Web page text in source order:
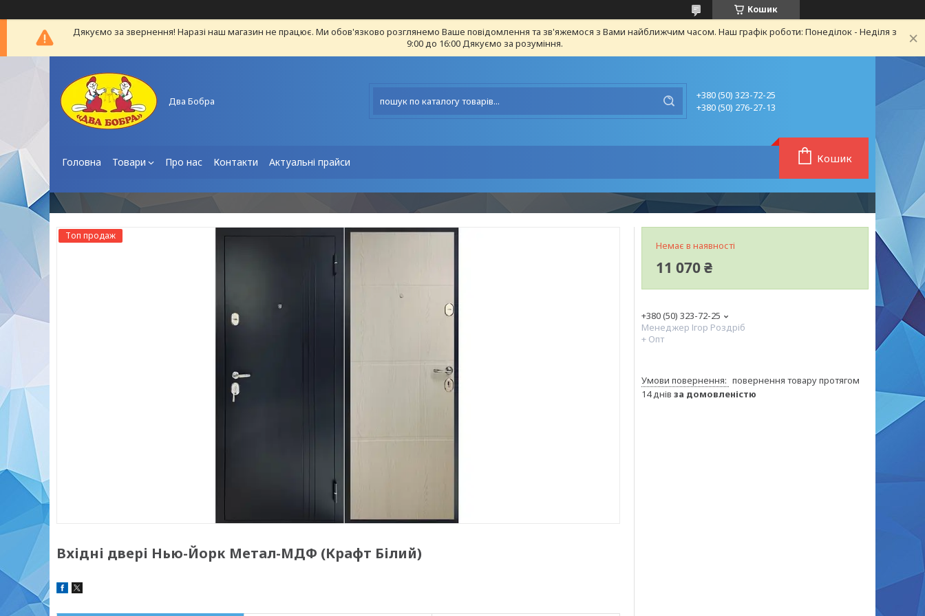
Кошик
Дякуємо за звернення! Наразі наш магазин не працює. Ми обов'язково розглянемо Ваше повідомлення та зв'яжемося з Вами найближчим часом. Наш графік роботи: Понеділок - Неділя з
9:00 до 16:00 Дякуємо за розуміння.
Два Бобра
+380 (50) 323-72-25
+380 (50) 276-27-13
Головна Товари Про нас Контакти Актуальні прайси Кошик
Топ продаж
Вхідні двері Нью-Йорк Метал-МДФ (Крафт Білий)
Немає в наявності
11 070 ₴
+380 (50) 323-72-25
Менеджер Ігор Роздріб
+ Опт
повернення товару протягом
14 днів за домовленістю